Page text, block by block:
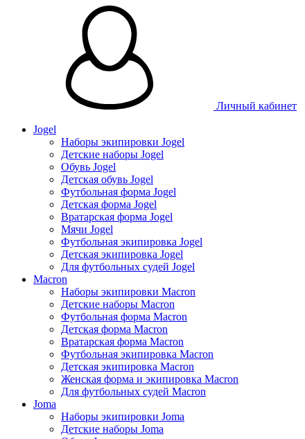
Личный кабинет
Jogel
Наборы экипировки Jogel
Детские наборы Jogel
Обувь Jogel
Детская обувь Jogel
Футбольная форма Jogel
Детская форма Jogel
Вратарская форма Jogel
Мячи Jogel
Футбольная экипировка Jogel
Детская экипировка Jogel
Для футбольных судей Jogel
Macron
Наборы экипировки Macron
Детские наборы Macron
Футбольная форма Macron
Детская форма Macron
Вратарская форма Macron
Футбольная экипировка Macron
Детская экипировка Macron
Женская форма и экипировка Macron
Для футбольных судей Macron
Joma
Наборы экипировки Joma
Детские наборы Joma